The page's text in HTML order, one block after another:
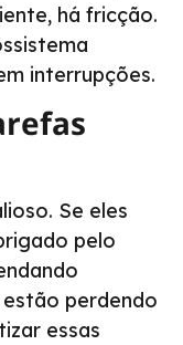
há fricção.
interrupções.
Se eles
pelo
perdendo
essas